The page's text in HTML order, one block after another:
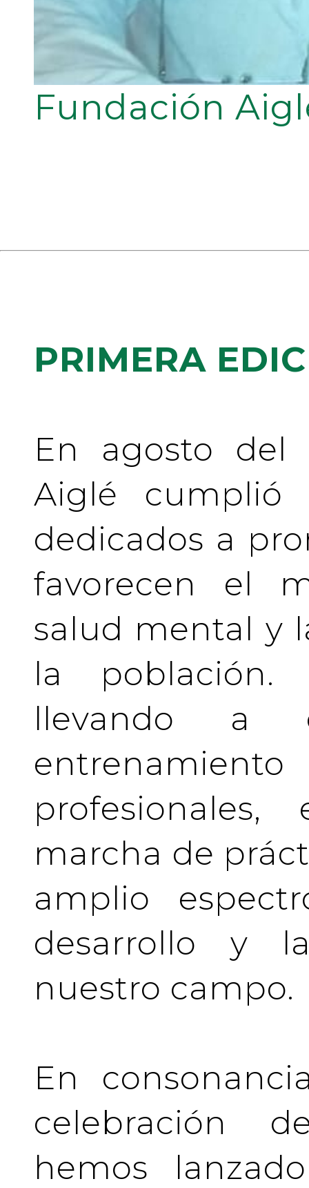
Fundación
PRIMERA
En agosto del
Aiglé
dedicados a
favorecen el
salud mental y
la población.
llevando a
marcha de
amplio
desarrollo y
nuestro campo.
En
celebración
hemos